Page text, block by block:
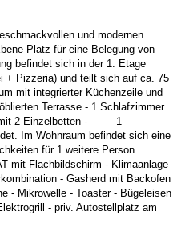
und modernen
Platz für eine Belegung von
befindet sich in der 1. Etage
+ Pizzeria) und teilt sich auf ca. 75
mit integrierter Küchenzeile und
Terrasse - 1 Schlafzimmer
mit 2 Einzelbetten - 1
Im Wohnraum befindet sich eine
für 1 weitere Person.
mit Flachbildschirm - Klimaanlage
- Gasherd mit Backofen
- Mikrowelle - Toaster - Bügeleisen
- priv. Autostellplatz am